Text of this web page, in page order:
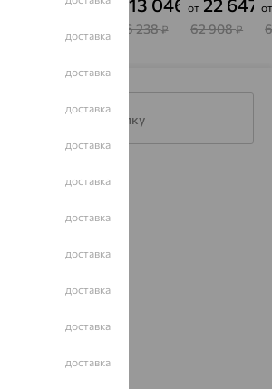
18 753 13 046₽
36 238₽
от 22 647₽
62 908₽
Подписаться на рассылку
доставка
доставка
доставка
доставка
доставка
доставка
доставка
доставка
доставка
доставка